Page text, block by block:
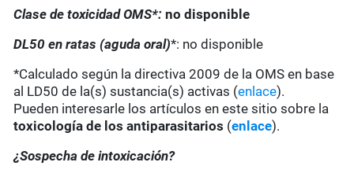
Clase de toxicidad OMS*:no disponible
DL50 en ratas (aguda oral)*: no disponible
*Calculado según la directiva 2009 de la OMS en base
al LD50 de la(s) sustancia(s) activas (enlace).
Pueden interesarle los artículos en este sitio sobre la
toxicología de los antiparasitarios (enlace).
¿Sospecha de intoxicación?